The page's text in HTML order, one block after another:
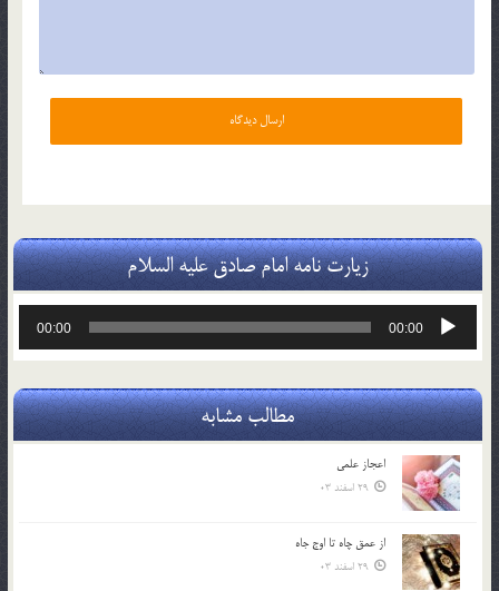
زیارت نامه امام صادق علیه السلام
پخش‌کننده
00:00
00:00
مطالب مشابه
اعجاز علمی
29 اسفند 03
از عمق چاه تا اوج جاه
29 اسفند 03